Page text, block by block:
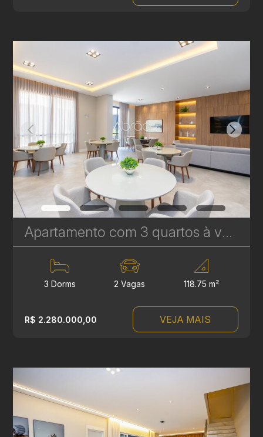
Apartamento com 3 quartos à venda no Água Verde - 118,75 m² - Le Sense | Ref. 1778
3 Dorms 2 Vagas 118.75 m²
R$ 2.280.000,00 VEJA MAIS